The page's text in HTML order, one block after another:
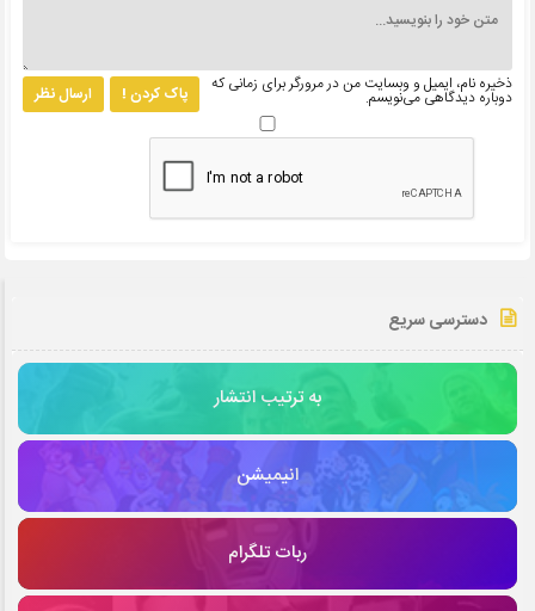
ارسال نظر پاک کردن ! ذخیره نام، ایمیل و وبسایت من در مرورگر برای زمانی که
دوباره دیدگاهی می‌نویسم.
دسترسی سریع
به ترتیب انتشار
انیمیشن
ربات تلگرام